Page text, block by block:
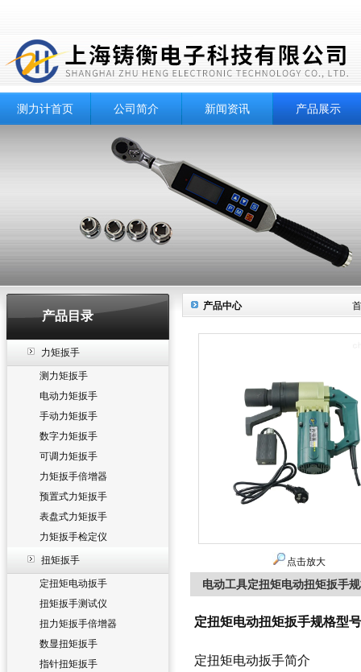
测力计首页 公司简介 新闻资讯 产品展示
产品目录
力矩扳手
测力矩扳手
电动力矩扳手
手动力矩扳手
数字力矩扳手
可调力矩扳手
力矩扳手倍增器
预置式力矩扳手
表盘式力矩扳手
力矩扳手检定仪
扭矩扳手
定扭矩电动扳手
扭矩扳手测试仪
扭力矩扳手倍增器
数显扭矩扳手
指针扭矩扳手
产品中心
点击放大
电动工具定扭矩电动扭矩扳手
定扭矩电动扭矩扳手规格型
定扭矩电动扳手简介